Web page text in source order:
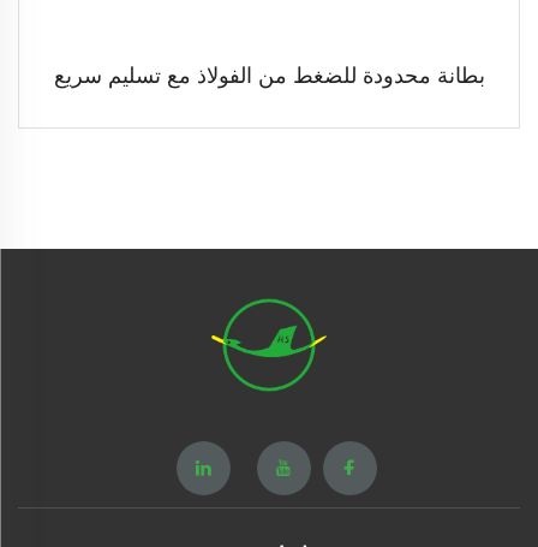
بطانة محدودة للضغط من الفولاذ مع تسليم سريع